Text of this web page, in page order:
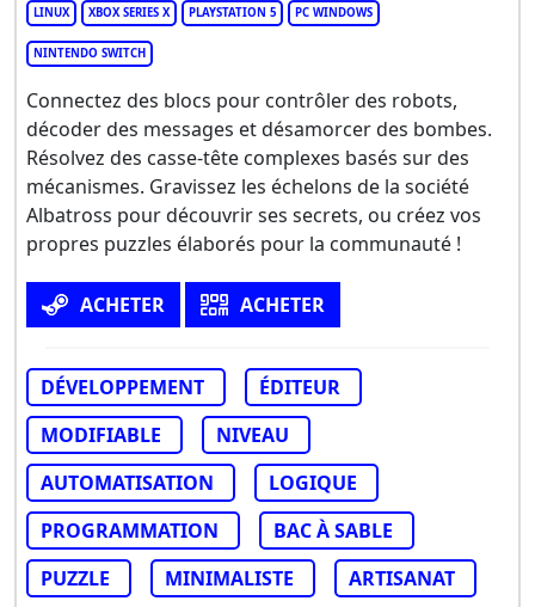
LINUX XBOX SERIES X PLAYSTATION 5 PC WINDOWS
NINTENDO SWITCH
Connectez des blocs pour contrôler des robots,
décoder des messages et désamorcer des bombes.
Résolvez des casse-tête complexes basés sur des
mécanismes. Gravissez les échelons de la société
Albatross pour découvrir ses secrets, ou créez vos
propres puzzles élaborés pour la communauté !
ACHETER ACHETER
DÉVELOPPEMENT
ÉDITEUR
MODIFIABLE
NIVEAU
AUTOMATISATION
LOGIQUE
PROGRAMMATION
BAC À SABLE
PUZZLE
MINIMALISTE ARTISANAT